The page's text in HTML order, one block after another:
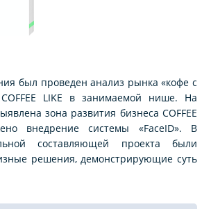
был проведен анализ рынка «кофе с
LIKE в занимаемой нише. На
зона развития бизнеса COFFEE
внедрение системы «FaceID». В
составляющей проекта были
решения, демонстрирующие суть